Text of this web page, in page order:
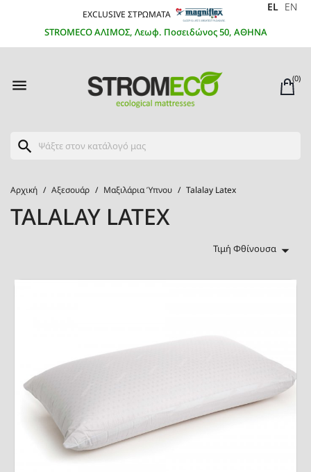
EXCLUSIVE ΣΤΡΩΜΑΤΑ
STROMECO ΑΛΙΜΟΣ, Λεωφ. Ποσειδώνος 50, ΑΘΗΝΑ
EL EN
 (0)
search
Αρχική Αξεσουάρ Μαξιλάρια Ύπνου Talalay Latex
TALALAY LATEX
Τιμή Φθίνουσα 